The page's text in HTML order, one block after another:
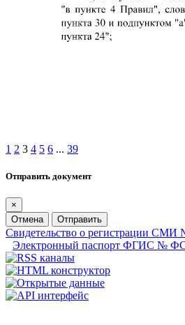
1 2 3 4 5 6 ... 39
Отправить документ
×
Отмена
Отправить
Свидетельство о регистрации
Электронный паспорт ФГИС №